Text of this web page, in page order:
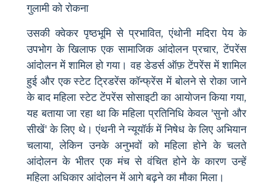
गुलामी को रोकना
उसकी क्वेकर पृष्ठभूमि से प्रभावित, एंथोनी मदिरा पेय के
उपभोग के खिलाफ एक सामाजिक आंदोलन प्रचार, टेंपरेंस
आंदोलन में शामिल हो गया। वह डेडर्स ऑफ़ टेंपरेंस में शामिल
हुई और एक स्टेट ट्रिडरेंस कॉन्फ्रेंस में बोलने से रोका जाने
के बाद महिला स्टेट टेंपरेंस सोसाइटी का आयोजन किया गया,
यह बताया जा रहा था कि महिला प्रतिनिधि केवल 'सुनो और
सीखें' के लिए थे। एंथनी ने न्यूयॉर्क में निषेध के लिए अभियान
चलाया, लेकिन उनके अनुभवों को महिला होने के चलते
आंदोलन के भीतर एक मंच से वंचित होने के कारण उन्हें
महिला अधिकार आंदोलन में आगे बढ़ने का मौका मिला।